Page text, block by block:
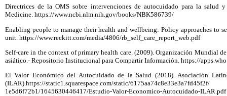
Directrices de la OMS sobre intervenciones de autocuidado para la salud
Medicine. https://www.ncbi.nlm.nih.gov/books/NBK586739/
Enabling people to manage their health and wellbeing: Policy approaches to
unit. https://www.reckitt.com/media/4806/rb_self_care_report_web.pdf
Self-care in the context of primary health care. (2009). Organización Mundial
asiático.- Repositorio Institucional para Compartir Información. https://
El Valor Económico del Autocuidado de la Salud (2018). Asociación
(ILAR).https://static1.squarespace.com/static/
1e5d6f72b1/1645630446417/Estudio-Valor-Economico-Autocuidado-ILAR.pdf